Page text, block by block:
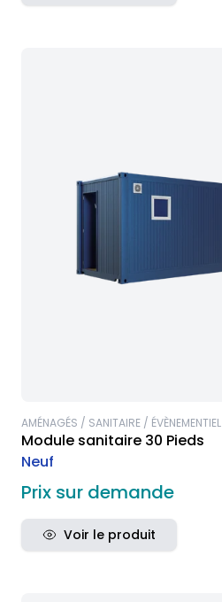
AMÉNAGÉS / SANITAIRE / ÉVÈNEMENTIEL
Module sanitaire 30 Pieds
Neuf
Prix sur demande
Voir le produit